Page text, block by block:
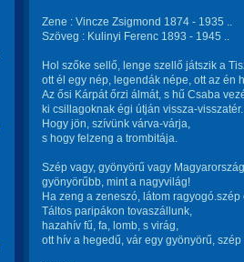
Zene : Vincze Zsigmond 1874 - 1935 ..
Szöveg : Kulinyi Ferenc 1893 - 1945 ..
Hol szőke sellő, lenge szellő játszik a
ott él egy nép, legendák népe, ott az én
Az ősi Kárpát őrzi álmát, s hű Csaba
ki csillagoknak égi útján vissza-visszatér.
Hogy jön, szívünk várva-várja,
s hogy felzeng a trombitája.
Szép vagy, gyönyörű vagy
gyönyörűbb, mint a nagyvilág!
Ha zeng a zeneszó, látom ragyogó.szép
Táltos paripákon tovaszállunk,
hazahív fű, fa, lomb, s virág,
ott hív a hegedű, vár egy gyönyörű, szép